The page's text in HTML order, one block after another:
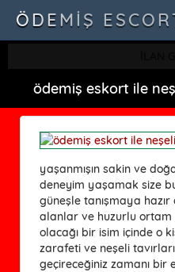
ÖDEMIŞ
ödemiş eskort ile
yaşanmışın sakin ve
deneyim yaşamak size
güneşle tanışmaya
alanlar ve huzurlu ortam
olacağı bir isim içinde o
zarafeti ve neşeli
geçireceğiniz zamanı bir